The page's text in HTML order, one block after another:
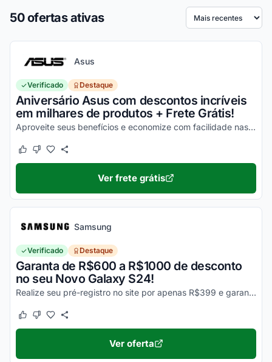
50 ofertas ativas Ordenar por
Asus
Verificado Destaque
Aniversário Asus com descontos incríveis
em milhares de produtos + Frete Grátis!
Aproveite seus benefícios e economize com facilidade nas suas compras!
Este cupom funcionou
Este cupom não funcionou
Ver frete grátis
Samsung
Verificado Destaque
Garanta de R$600 a R$1000 de desconto
no seu Novo Galaxy S24!
Realize seu pré-registro no site por apenas R$399 e garanta esse desconto imperdível na sua compra!
Este cupom funcionou
Este cupom não funcionou
Ver oferta